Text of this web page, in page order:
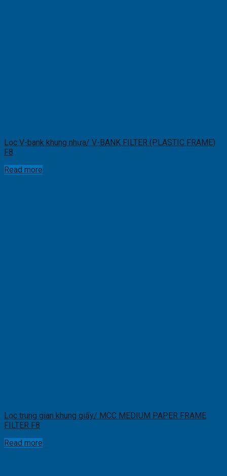
Lọc V-bank khung nhựa/ V-BANK FILTER (PLASTIC FRAME)
F8
Read more
Lọc trung gian khung giấy/ MCC MEDIUM PAPER FRAME
FILTER F8
Read more